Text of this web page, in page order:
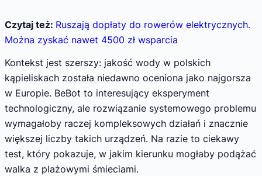
Czytaj też: Ruszają dopłaty do rowerów elektrycznych.
Można zyskać nawet 4500 zł wsparcia
Kontekst jest szerszy: jakość wody w polskich
kąpieliskach została niedawno oceniona jako najgorsza
w Europie. BeBot to interesujący eksperyment
technologiczny, ale rozwiązanie systemowego problemu
wymagałoby raczej kompleksowych działań i znacznie
większej liczby takich urządzeń. Na razie to ciekawy
test, który pokazuje, w jakim kierunku mogłaby podążać
walka z plażowymi śmieciami.